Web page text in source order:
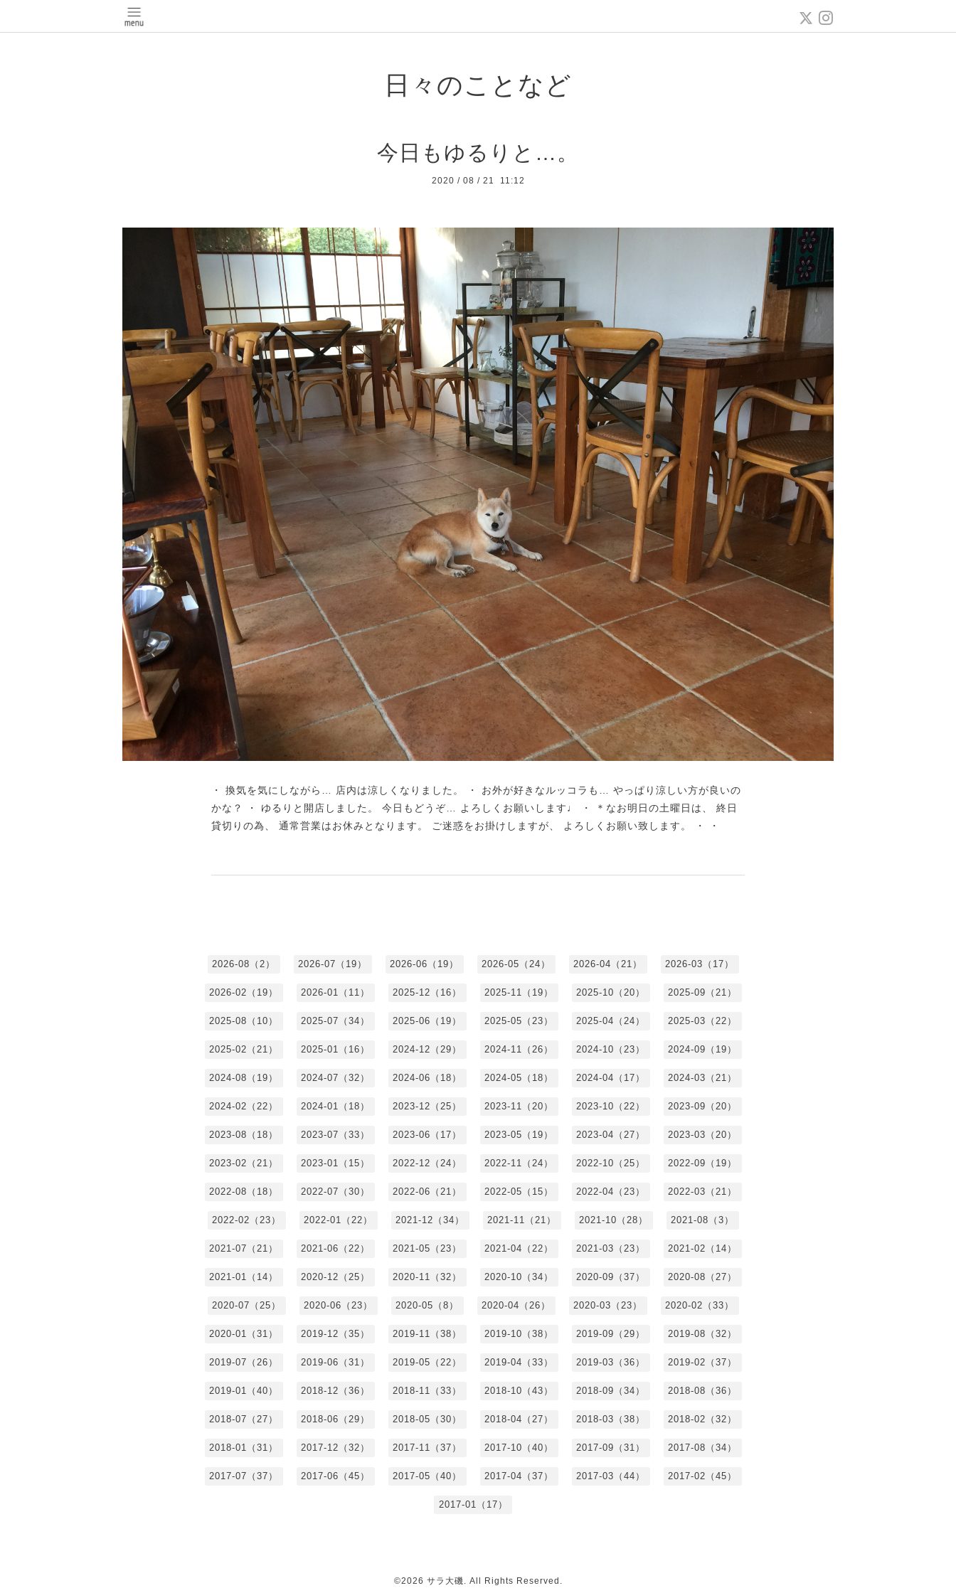
日々のことなど
今日もゆるりと…。
2020 / 08 / 21 11:12
・ 換気を気にしながら… 店内は涼しくなりました。 ・ お外が好きなルッコラも… やっぱり涼しい方が良いの
かな？ ・ ゆるりと開店しました。 今日もどうぞ… よろしくお願いします♩ ・ ＊なお明日の土曜日は、 終日
貸切りの為、 通常営業はお休みとなります。 ご迷惑をお掛けしますが、 よろしくお願い致します。 ・ ・
2026-08（2） 2026-07（19） 2026-06（19） 2026-05（24） 2026-04（21） 2026-03（17）
2026-02（19） 2026-01（11） 2025-12（16） 2025-11（19） 2025-10（20） 2025-09（21）
2025-08（10） 2025-07（34） 2025-06（19） 2025-05（23） 2025-04（24） 2025-03（22）
2025-02（21） 2025-01（16） 2024-12（29） 2024-11（26） 2024-10（23） 2024-09（19）
2024-08（19） 2024-07（32） 2024-06（18） 2024-05（18） 2024-04（17） 2024-03（21）
2024-02（22） 2024-01（18） 2023-12（25） 2023-11（20） 2023-10（22） 2023-09（20）
2023-08（18） 2023-07（33） 2023-06（17） 2023-05（19） 2023-04（27） 2023-03（20）
2023-02（21） 2023-01（15） 2022-12（24） 2022-11（24） 2022-10（25） 2022-09（19）
2022-08（18） 2022-07（30） 2022-06（21） 2022-05（15） 2022-04（23） 2022-03（21）
2022-02（23） 2022-01（22） 2021-12（34） 2021-11（21） 2021-10（28） 2021-08（3）
2021-07（21） 2021-06（22） 2021-05（23） 2021-04（22） 2021-03（23） 2021-02（14）
2021-01（14） 2020-12（25） 2020-11（32） 2020-10（34） 2020-09（37） 2020-08（27）
2020-07（25） 2020-06（23） 2020-05（8） 2020-04（26） 2020-03（23） 2020-02（33）
2020-01（31） 2019-12（35） 2019-11（38） 2019-10（38） 2019-09（29） 2019-08（32）
2019-07（26） 2019-06（31） 2019-05（22） 2019-04（33） 2019-03（36） 2019-02（37）
2019-01（40） 2018-12（36） 2018-11（33） 2018-10（43） 2018-09（34） 2018-08（36）
2018-07（27） 2018-06（29） 2018-05（30） 2018-04（27） 2018-03（38） 2018-02（32）
2018-01（31） 2017-12（32） 2017-11（37） 2017-10（40） 2017-09（31） 2017-08（34）
2017-07（37） 2017-06（45） 2017-05（40） 2017-04（37） 2017-03（44） 2017-02（45）
2017-01（17）
©2026 サラ大磯 . All Rights Reserved.